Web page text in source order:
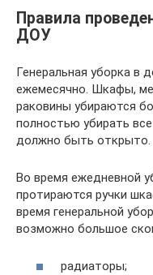
Правила
ДОУ
Генеральная уборка в
ежемесячно. Шкафы,
раковины убираются
полностью убирать
должно быть открыто.
Во время ежедневной
протираются ручки
время генеральной
возможно большое
радиаторы;